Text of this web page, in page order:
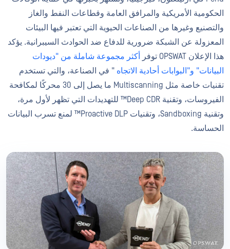
الحكومية الأمريكية والمرافق العامة وقطاعات النفط والغاز
والتصنيع وغيرها من الصناعات الحيوية التي تعتبر فيها البيئات
المعزولة عن الشبكة ضرورية للدفاع ضد الحوادث السيبرانية. يؤكد
هذا الإعلان OPSWAT توفر
أكثر مجموعة شاملة من "ديودات
البيانات" و"البوابات أحادية الاتجاه " في الصناعة، والتي تستخدم
تقنيات خاصة مثل Multiscanning ما يصل إلى 30 محركًا لمكافحة
الفيروسات، وتقنية Deep CDR™ للتهديدات التي تظهر لأول مرة،
وتقنية Sandboxing، وتقنيات Proactive DLP™ لمنع تسرب البيانات
الحساسة.